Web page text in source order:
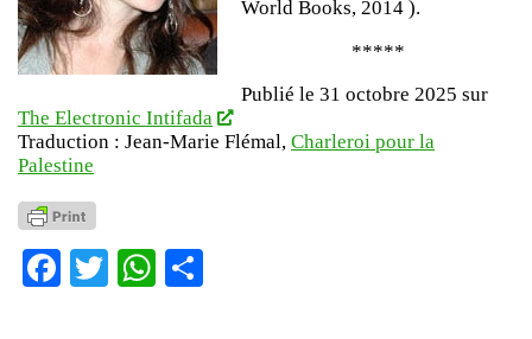
World Books, 2014 ).
*****
Publié le 31 octobre 2025 sur
The Electronic Intifada
Traduction : Jean-Marie Flémal, Charleroi pour la
Palestine
Facebook
TwitterWhatsApp